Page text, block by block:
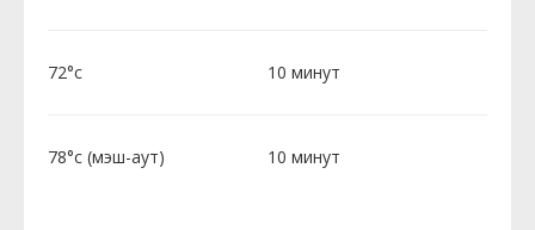
72°c 10 минут
78°c (мэш-аут) 10 минут